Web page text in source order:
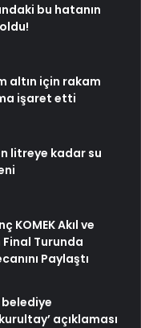
bu hatanın
altın için rakam
işaret etti
litreye kadar su
KOMEK Akıl ve
Final Turunda
Paylaştı
belediye
açıklaması